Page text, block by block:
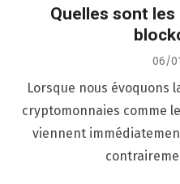
Quelles sont
06/
Lorsque nous évoquons
cryptomonnaies comme
viennent